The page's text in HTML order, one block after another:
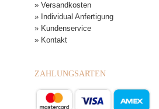
» Versandkosten
» Individual Anfertigung
» Kundenservice
» Kontakt
ZAHLUNGSARTEN